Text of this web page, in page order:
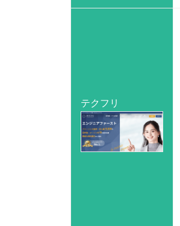
テクフリ